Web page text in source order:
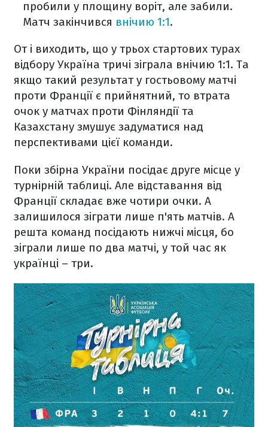
пробили у площину воріт, але забили.
Матч закінчився внічию 1:1.
От і виходить, що у трьох стартових турах
відбору Україна тричі зіграла внічию 1:1. Та
якщо такий результат у гостьовому матчі
проти Франції є прийнятний, то втрата
очок у матчах проти Фінляндії та
Казахстану змушує задуматися над
перспективами цієї команди.
Поки збірна України посідає друге місце у
турнірній таблиці. Але відставання від
Франції складає вже чотири очки. А
залишилося зіграти лише п'ять матчів. А
решта команд посідають нижчі місця, бо
зіграли лише по два матчі, у той час як
українці – три.